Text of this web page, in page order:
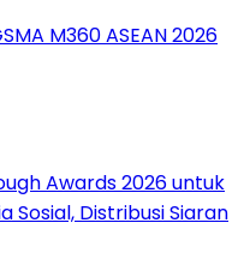
M360 ASEAN 2026
Awards 2026 untuk
Sosial, Distribusi Siaran